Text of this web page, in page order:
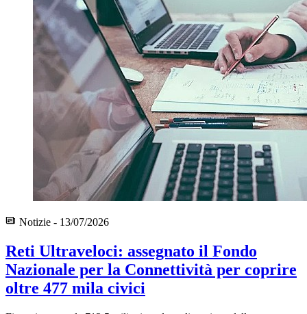
Notizie - 13/07/2026
Reti Ultraveloci: assegnato il Fondo
Nazionale per la Connettività per coprire
oltre 477 mila civici